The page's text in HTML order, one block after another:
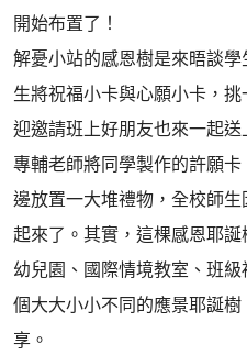
開始布置了！
解憂小站的感恩樹是來晤談
生將祝福小卡與心願小卡，
迎邀請班上好朋友也來一起送
專輔老師將同學製作的許願
邊放置一大堆禮物，全校師
起來了。其實，這棵感恩耶誕
幼兒園、國際情境教室、班
個大大小小不同的應景耶誕
享。